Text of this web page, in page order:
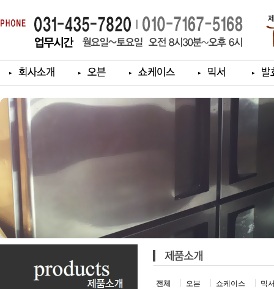
전체 오븐 쇼케이스 믹